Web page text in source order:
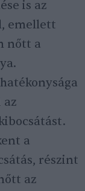
is az
emellett
nőtt a
az
a
részint
az